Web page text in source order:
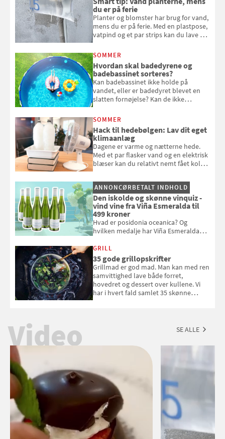
du er på ferie
Planter og blomster har brug for vand,
mens du er på ferie. Med en plastpose,
vatpind og et par strips kan du lave dit
at bede naboen om at vande eller
komme hjem til døde planter
SOMMER
Hvordan skal badedyrene og
badebassinet sorteres?
Kan badebassinet ikke holde på
vandet, eller er badedyret blevet en
slatten fornøjelse? Kan de ikke
opmærksom, når du smider
badebassinet eller et badedyr ud
SOMMER
Hack til hedebølgen: Lav dit eget
klimaanlæg
Dagene er varme og nætterne hede.
Med et par flasker vand og en elektrisk
blæser kan du relativt nemt fået koldt
og se, hvordan du gør
ANNONCØRBETALT INDHOLD
Den iskolde og skønne vinquiz -
vind vine fra Viña Esmeralda til
499 kroner
Hvad er posidonia oceanica? Og
hvilken medalje har Viña Esmeralda
med i Samvirkes skønne vinquiz, hvor
du kan vinde 6 flasker vin fra Viña
Esmeralda. Konkurrencen slutter 1.
september 2026.
GRILL
35 gode grillopskrifter
Grillmad er god mad. Man kan med ren
samvittighed lave både forret,
hovedret og dessert over kullene. Vi
har i hvert fald samlet 35 skønne
Video SE ALLE